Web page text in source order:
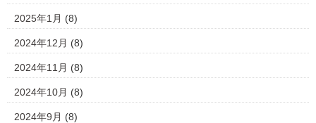
2025年1月 (8)
2024年12月 (8)
2024年11月 (8)
2024年10月 (8)
2024年9月 (8)